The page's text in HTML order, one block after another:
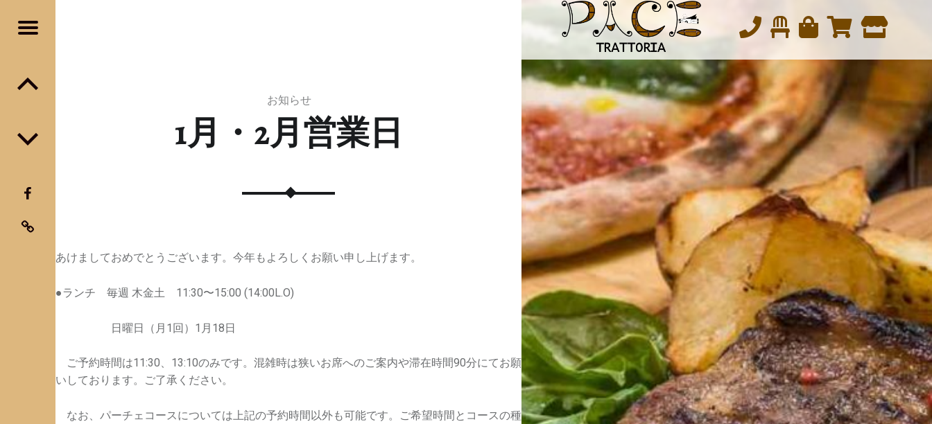
1月・2月営業日 | 松戸の本気イタリアン・トラットリアパーチェ 松戸の本気イタリアン・トラットリアパーチェ
松戸の本気イタリアン｜北松戸駅東口から徒歩6分
Menu
1月・2月営業日
お知らせ
あけましておめでとうございます。今年もよろしくお願い申し上げます。
●ランチ 毎週 木金土 11:30〜15:00 (14:00L.O)
日曜日（月1回）1月18日
ご予約時間は11:30、13:10のみです。混雑時は狭いお席へのご案内や滞在時間90分にてお願
いしております。ご了承ください。
なお、パーチェコースについては上記の予約時間以外も可能です。ご希望時間とコースの種